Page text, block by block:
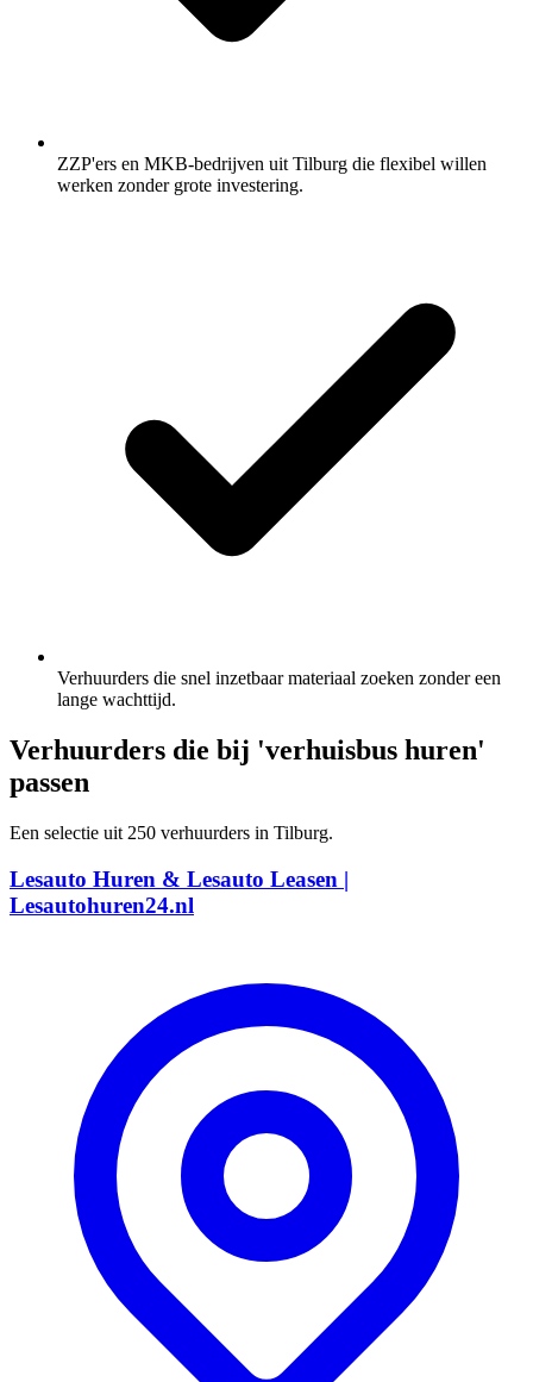
ZZP'ers en MKB-bedrijven uit Tilburg die flexibel willen
werken zonder grote investering.
Verhuurders die snel inzetbaar materiaal zoeken zonder een
lange wachttijd.
Verhuurders die bij 'verhuisbus huren'
passen
Een selectie uit 250 verhuurders in Tilburg.
Lesauto Huren & Lesauto Leasen |
Lesautohuren24.nl